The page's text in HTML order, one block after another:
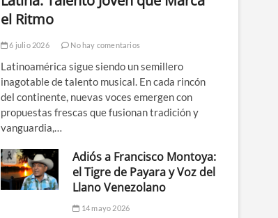
el Ritmo
6 julio 2026 No hay comentarios
Latinoamérica sigue siendo un semillero
inagotable de talento musical. En cada rincón
del continente, nuevas voces emergen con
propuestas frescas que fusionan tradición y
vanguardia,…
Adiós a Francisco Montoya:
el Tigre de Payara y Voz del
Llano Venezolano
14 mayo 2026